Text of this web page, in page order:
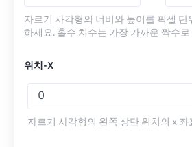
자르기 사각형의 너비와 높이를 픽셀
하세요. 홀수 치수는 가장 가까운 짝수
위치-X
자르기 사각형의 왼쪽 상단 위치의 x